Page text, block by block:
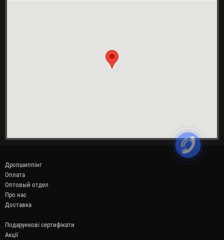
Дропшиппінг
Оплата
Оптовый отдел
Про нас
Доставка
Подарункові сертифікати
Акції